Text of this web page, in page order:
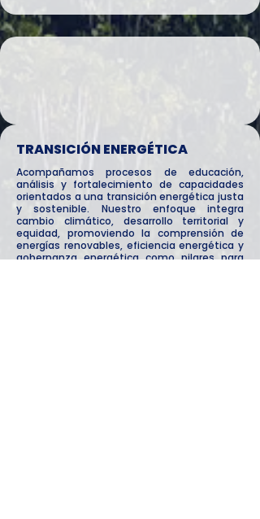
TRANSICIÓN ENERGÉTICA
Acompañamos procesos de educación,
análisis y fortalecimiento de capacidades
orientados a una transición energética justa
y sostenible. Nuestro enfoque integra
cambio climático, desarrollo territorial y
equidad, promoviendo la comprensión de
energías renovables, eficiencia energética y
gobernanza energética como pilares para